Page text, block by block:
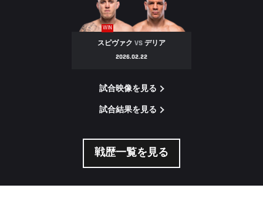
WIN
スピヴァク VSデリア
2026.02.22
試合映像を見る
試合結果を見る
戦歴一覧を見る